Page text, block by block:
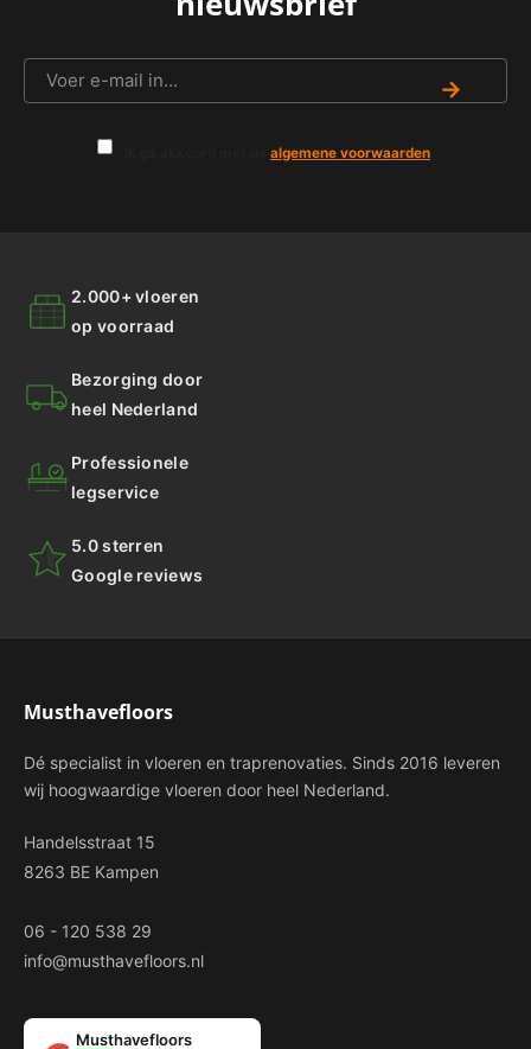
→
algemene voorwaarden
2.000+ vloeren
op voorraad
Bezorging door
heel Nederland
Professionele
legservice
5.0 sterren
Google reviews
Musthavefloors
Dé specialist in vloeren en traprenovaties. Sinds 2016 leveren
wij hoogwaardige vloeren door heel Nederland.
Handelsstraat 15
8263 BE Kampen
06 - 120 538 29
info@musthavefloors.nl
Musthavefloors